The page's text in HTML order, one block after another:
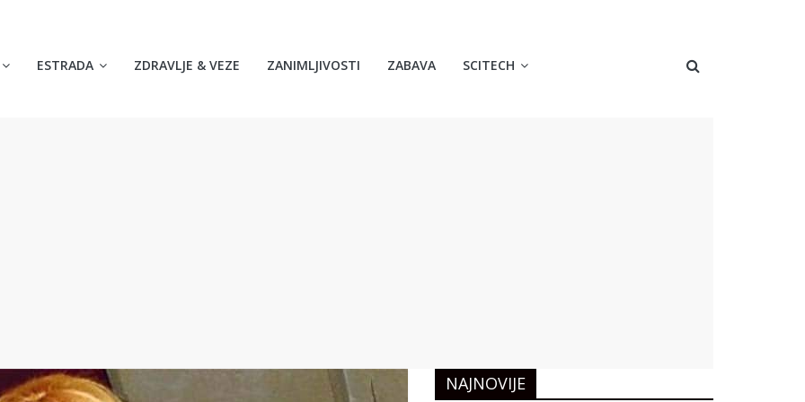
ESTRADA ZDRAVLJE & VEZE ZANIMLJIVOSTI ZABAVA SCITECH
NAJNOVIJE